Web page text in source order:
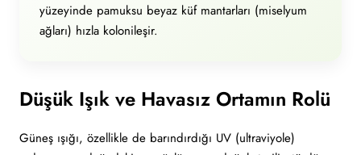
yüzeyinde pamuksu beyaz küf mantarları (miselyum
ağları) hızla kolonileşir.
Düşük Işık ve Havasız Ortamın Rolü
Güneş ışığı, özellikle de barındırdığı UV (ultraviyole)